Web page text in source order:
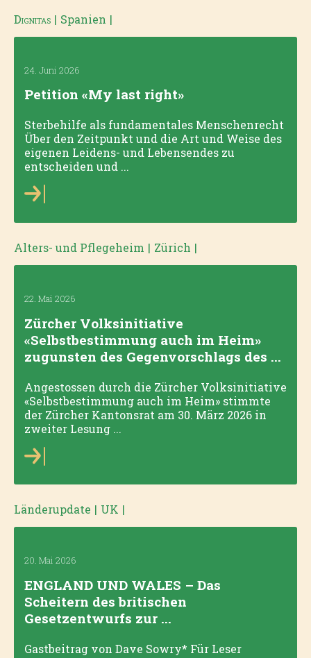
Dignitas | Spanien |
24. Juni 2026
Petition «My last right»
Sterbehilfe als fundamentales Menschenrecht
Über den Zeitpunkt und die Art und Weise des
eigenen Leidens- und Lebensendes zu
entscheiden und ...
Alters- und Pflegeheim | Zürich |
22. Mai 2026
Zürcher Volksinitiative
«Selbstbestimmung auch im Heim»
zugunsten des Gegenvorschlags des ...
Angestossen durch die Zürcher Volksinitiative
«Selbstbestimmung auch im Heim» stimmte
der Zürcher Kantonsrat am 30. März 2026 in
zweiter Lesung ...
Länderupdate | UK |
20. Mai 2026
ENGLAND UND WALES – Das
Scheitern des britischen
Gesetzentwurfs zur ...
Gastbeitrag von Dave Sowry* Für Leser